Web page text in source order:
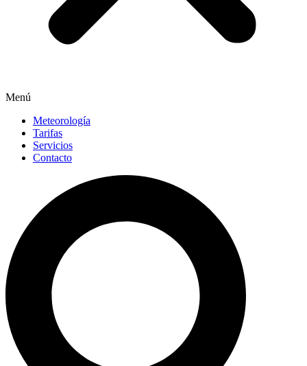
Menú
Meteorología
Tarifas
Servicios
Contacto